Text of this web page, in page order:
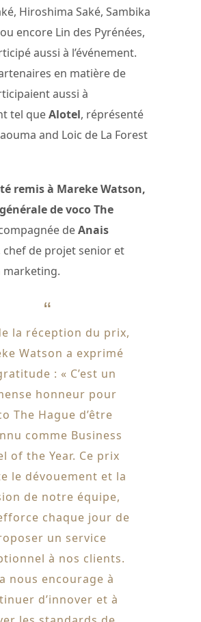
Hiroshima Saké, Sambika
encore Lin des Pyrénées,
aussi à l’événement.
en matière de
aussi à
tel queAlotel, réprésenté
and Loic de La Forest
remis à Mareke Watson,
de voco The
deAnais
chef de projet senior et
marketing.
la réception du prix,
Watson a exprimé
: « C’est un
honneur pour
The Hague d’être
comme Business
of the Year. Ce prix
le dévouement et la
de notre équipe,
chaque jour de
un service
à nos clients.
nous encourage à
d’innover et à